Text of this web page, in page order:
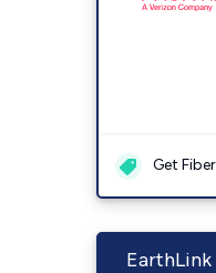
Get
EarthLink